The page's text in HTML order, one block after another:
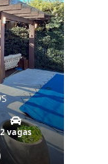
2 vagas